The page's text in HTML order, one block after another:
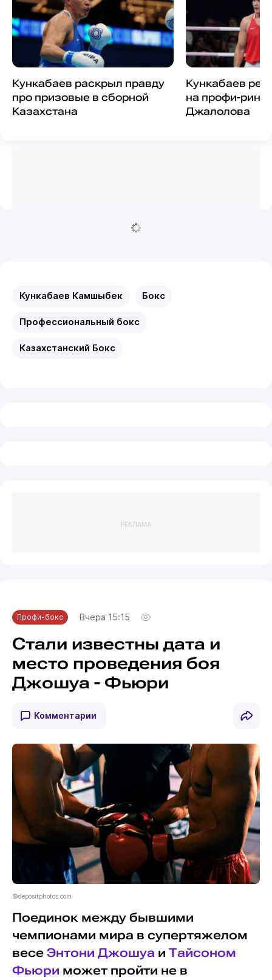
Кункабаев раскрыл правду
про призовые в сборной
Казахстана
Кункабаев
на профи-ринг
Джалолова
Кункабаев Камшыбек Бокс
Профессиональный бокс
Казахстанский Бокс
РЕКЛАМА
Профи-бокс Вчера 15:15
Стали известны дата и
место проведения боя
Джошуа - Фьюри
Комментарии
©depositphotos.com
Поединок между бывшими
чемпионами мира в супертяжелом
весе Энтони Джошуа и Тайсоном
Фьюри может пройти не в